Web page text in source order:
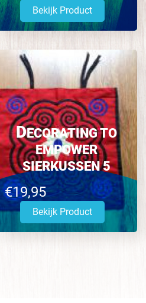
Bekijk Product
DECORATING TO
EMPOWER
SIERKUSSEN 5
€19,95
Bekijk Product